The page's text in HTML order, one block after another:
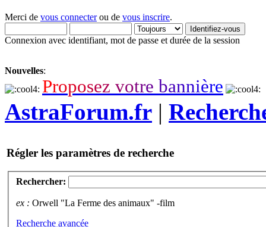
Merci de vous connecterou de vous inscrire.
Connexion avec identifiant, mot de passe et durée de la session
Nouvelles:
Proposez votre bannière
AstraForum.fr |
Régler les paramètres de recherche
Rechercher:
ex : Orwell "La Ferme des animaux" -film
Recherche avancée